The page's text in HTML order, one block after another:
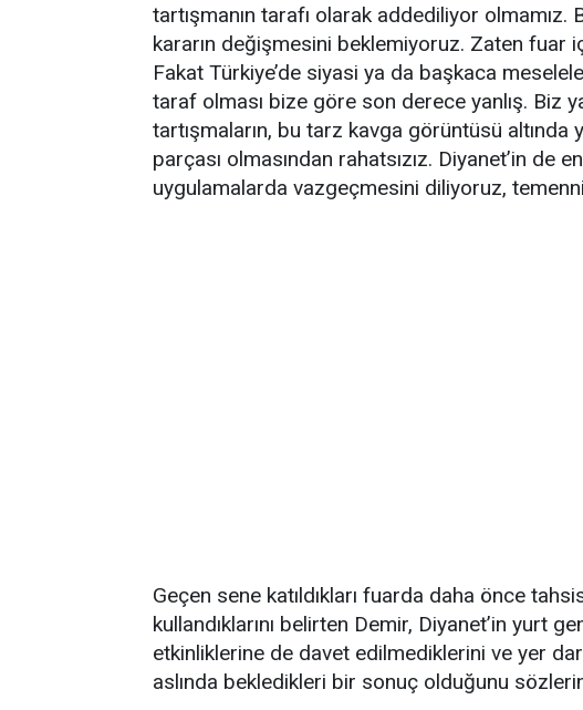
tartışmanın tarafı olarak addediliyor
kararın değişmesini beklemiyoruz. Zaten fuar
Fakat Türkiye’de siyasi ya da başkaca
taraf olması bize göre son derece yanlış. Biz
tartışmaların, bu tarz kavga görüntüsü altında
parçası olmasından rahatsızız. Diyanet’in de
uygulamalarda vazgeçmesini diliyoruz,
Geçen sene katıldıkları fuarda daha önce
kullandıklarını belirten Demir, Diyanet’in yurt
etkinliklerine de davet edilmediklerini ve yer
aslında bekledikleri bir sonuç olduğunu